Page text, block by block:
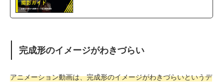
完成形のイメージがわきづらい
アニメーション動画は、完成形のイメージがわきづらいというデ